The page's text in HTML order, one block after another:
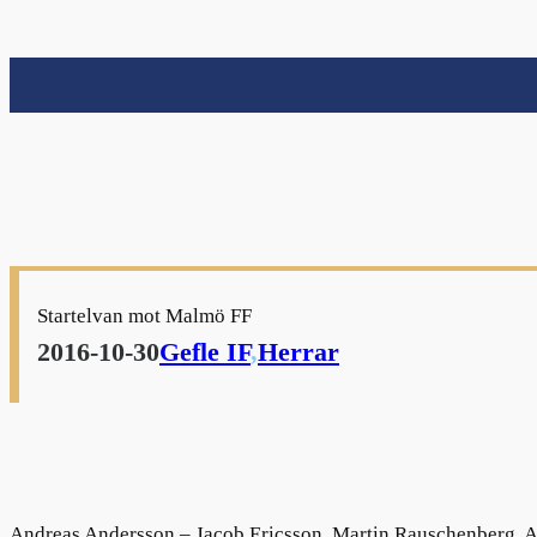
Startelvan mot Malmö FF
2016-10-30Gefle IF,Herrar